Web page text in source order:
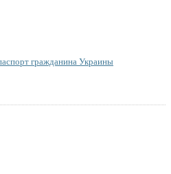
гражданина Украины